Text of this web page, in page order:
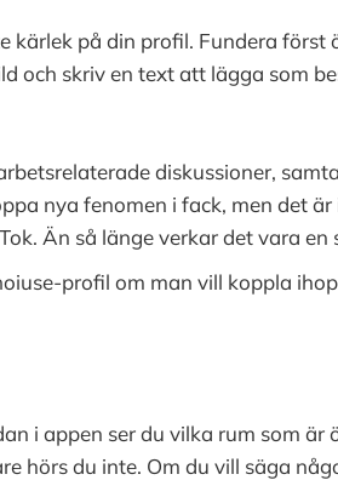
på din profil. Fundera först
och skriv en text att lägga som
diskussioner,
nya fenomen i fack, men det
Än så länge verkar det vara en
profil om man vill koppla
i appen ser du vilka rum som
hörs du inte. Om du vill säga